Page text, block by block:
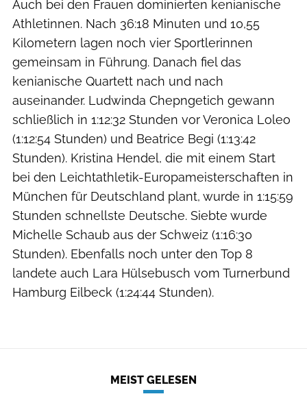
Auch bei den Frauen dominierten kenianische
Athletinnen. Nach 36:18 Minuten und 10,55
Kilometern lagen noch vier Sportlerinnen
gemeinsam in Führung. Danach fiel das
kenianische Quartett nach und nach
auseinander. Ludwinda Chepngetich gewann
schließlich in 1:12:32 Stunden vor Veronica Loleo
(1:12:54 Stunden) und Beatrice Begi (1:13:42
Stunden). Kristina Hendel, die mit einem Start
bei den Leichtathletik-Europameisterschaften in
München für Deutschland plant, wurde in 1:15:59
Stunden schnellste Deutsche. Siebte wurde
Michelle Schaub aus der Schweiz (1:16:30
Stunden). Ebenfalls noch unter den Top 8
landete auch Lara Hülsebusch vom Turnerbund
Hamburg Eilbeck (1:24:44 Stunden).
MEIST GELESEN